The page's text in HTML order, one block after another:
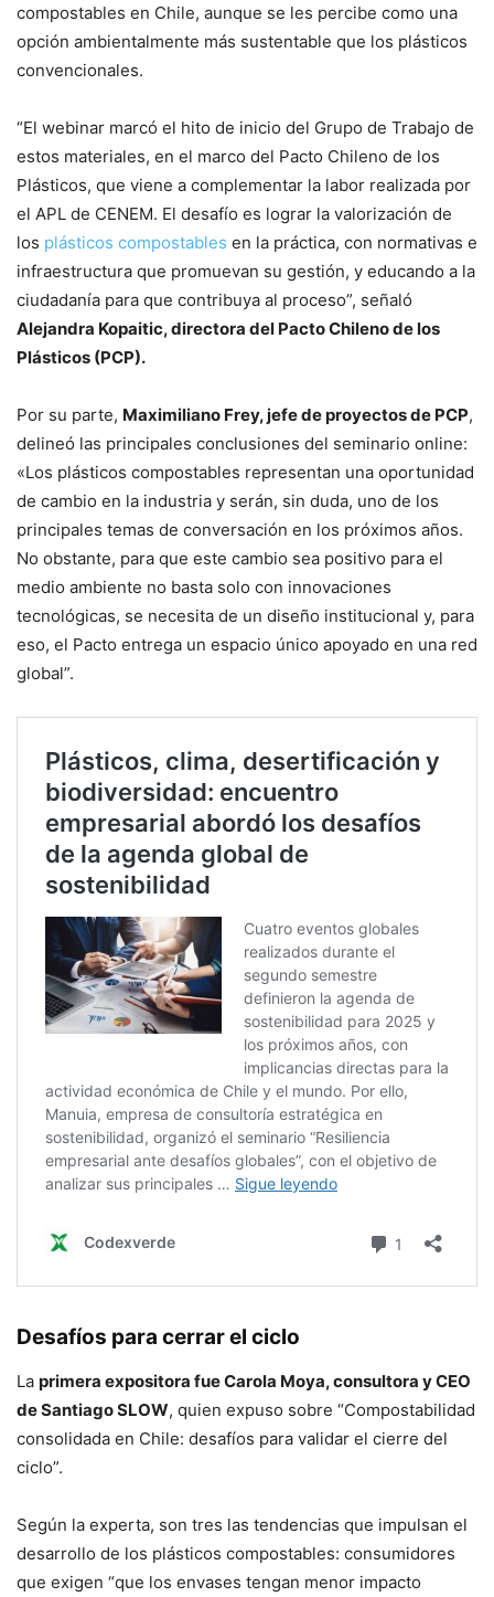
compostables en Chile, aunque se les percibe como una
opción ambientalmente más sustentable que los plásticos
convencionales.
“El webinar marcó el hito de inicio del Grupo de Trabajo de
estos materiales, en el marco del Pacto Chileno de los
Plásticos, que viene a complementar la labor realizada por
el APL de CENEM. El desafío es lograr la valorización de
los plásticos compostables en la práctica, con normativas e
infraestructura que promuevan su gestión, y educando a la
ciudadanía para que contribuya al proceso”, señaló
Alejandra Kopaitic, directora del Pacto Chileno de los
Plásticos (PCP).
Por su parte, Maximiliano Frey, jefe de proyectos de PCP,
delineó las principales conclusiones del seminario online:
«Los plásticos compostables representan una oportunidad
de cambio en la industria y serán, sin duda, uno de los
principales temas de conversación en los próximos años.
No obstante, para que este cambio sea positivo para el
medio ambiente no basta solo con innovaciones
tecnológicas, se necesita de un diseño institucional y, para
eso, el Pacto entrega un espacio único apoyado en una red
global”.
Desafíos para cerrar el ciclo
La primera expositora fue Carola Moya, consultora y CEO
de Santiago SLOW, quien expuso sobre “Compostabilidad
consolidada en Chile: desafíos para validar el cierre del
ciclo”.
Según la experta, son tres las tendencias que impulsan el
desarrollo de los plásticos compostables: consumidores
que exigen “que los envases tengan menor impacto